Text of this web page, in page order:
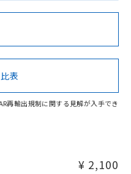
Cd Cr(VI)
性があります。
格認証/適合状況ページへ
ージからご検索ください
表
再輸出規制に関する見解が入手でき
¥ 2,100